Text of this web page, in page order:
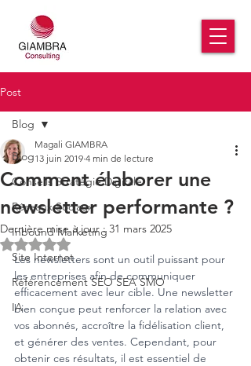
Post
Blog
Conseils Stratégie Digitale
Réseaux Sociaux
Inbound Marketing
Site Internet
Référencement SEO SEA SMO
IA
Blog
Comment élaborer une
newsletter performante ?
Magali GIAMBRA
13 juin 2019 4 min de lecture
Dernière mise à jour :31 mars 2025
Noté NaN étoiles sur 5.
Les newsletters sont un outil puissant pour
les entreprises afin de communiquer
efficacement avec leur cible. Une newsletter
bien conçue peut renforcer la relation avec
vos abonnés, accroître la fidélisation client,
et générer des ventes. Cependant, pour
obtenir ces résultats, il est essentiel de